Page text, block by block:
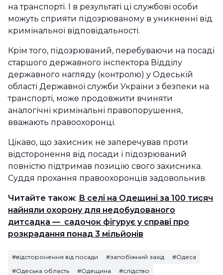
на транспорті. І в результаті ці службові особи
можуть сприяти підозрюваному в уникненні від
кримінальної відповідальності.
Крім того, підозрюваний, перебуваючи на посаді
старшого державного інспектора Відділу
державного нагляду (контролю) у Одеській
області Державної служби України з безпеки на
транспорті, може продовжити вчиняти
аналогічні кримінальні правопорушення,
вважають правоохоронці.
Цікаво, що захисник не заперечував проти
відсторонення від посади і підозрюваний
повністю підтримав позицію свого захисника.
Суддя прохання правоохоронців задовольнив.
Читайте також: В селі на Одещині за 100 тисяч
найняли охорону для недобудованого
дитсадка — садочок фігурує у справі про
розкрадання понад 3 мільйонів
#відсторонення від посади #запобіжний захід
#Одеса
#Одеська область
#Одещина #слідство